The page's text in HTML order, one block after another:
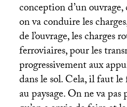
conception d’un ouvrage,
on va conduire les
de l’ouvrage, les charges
ferroviaires, pour les
progressivement aux
dans le sol. Cela, il faut le
au paysage. On ne va